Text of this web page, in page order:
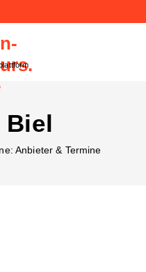
Biel
Anbieter & Termine